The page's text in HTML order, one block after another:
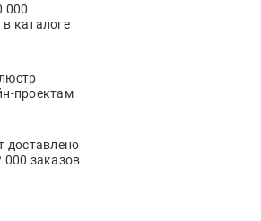
000
каталоге
проектам
доставлено
000 заказов